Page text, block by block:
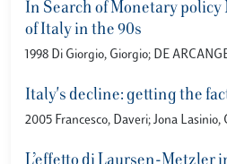
In Search of Monetary policy
of Italy in the 90s
1998 Di Giorgio, Giorgio; DE
Italy's decline: getting the
2005 Francesco, Daveri; Jona Lasinio,